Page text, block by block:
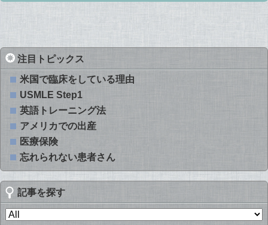
注目トピックス
米国で臨床をしている理由
USMLE Step1
英語トレーニング法
アメリカでの出産
医療保険
忘れられない患者さん
記事を探す